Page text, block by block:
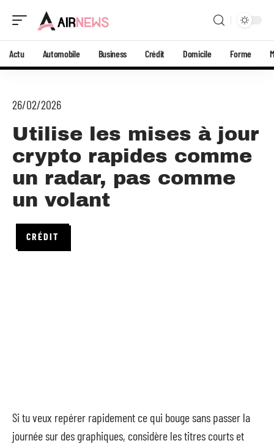
Actu Automobile Business Crédit Domicile Forme
26/02/2026
Utilise les mises à jour
crypto rapides comme
un radar, pas comme
un volant
CRÉDIT
Si tu veux repérer rapidement ce qui bouge sans passer la
journée sur des graphiques, considère les titres courts et